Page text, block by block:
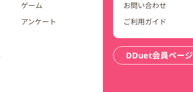
ゲーム
アンケート
お問い合わせ
ご利用ガイド
DDuet会員ページ